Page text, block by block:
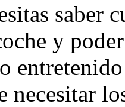
saber
y
necesitar